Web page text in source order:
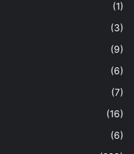
(1)
(3)
(9)
(6)
(7)
(16)
(6)